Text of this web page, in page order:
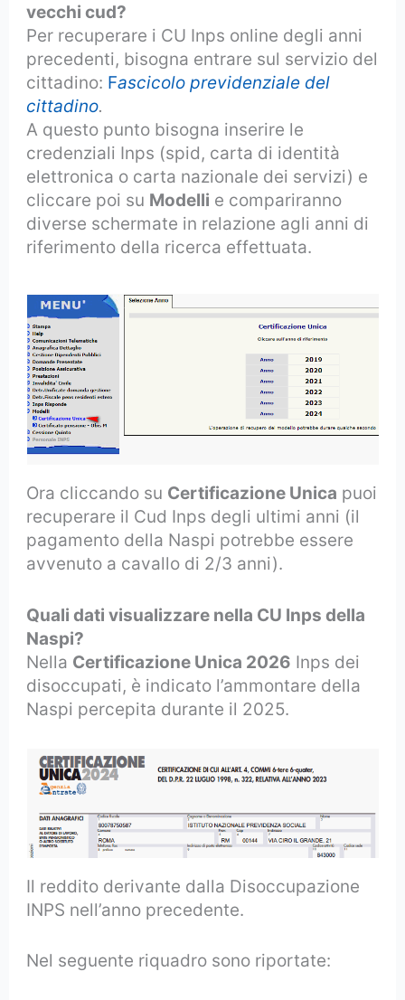
vecchi cud?
Per recuperare i CU Inps online degli anni
precedenti, bisogna entrare sul servizio del
cittadino: Fascicolo previdenziale del
cittadino.
A questo punto bisogna inserire le
credenziali Inps (spid, carta di identità
elettronica o carta nazionale dei servizi) e
cliccare poi su Modelli e compariranno
diverse schermate in relazione agli anni di
riferimento della ricerca effettuata.
Ora cliccando su Certificazione Unica puoi
recuperare il Cud Inps degli ultimi anni (il
pagamento della Naspi potrebbe essere
avvenuto a cavallo di 2/3 anni).
Quali dati visualizzare nella CU Inps della
Naspi?
Nella Certificazione Unica 2026 Inps dei
disoccupati, è indicato l’ammontare della
Naspi percepita durante il 2025.
Il reddito derivante dalla Disoccupazione
INPS nell’anno precedente.
Nel seguente riquadro sono riportate: